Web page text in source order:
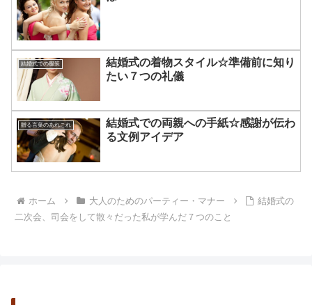
結婚式での服装
結婚式の着物スタイル☆準備前に知り
たい７つの礼儀
贈る言葉のあれこれ
結婚式での両親への手紙☆感謝が伝わ
る文例アイデア
ホーム 大人のためのパーティー・マナー
結婚式の
二次会、司会をして散々だった私が学んだ７つのこと